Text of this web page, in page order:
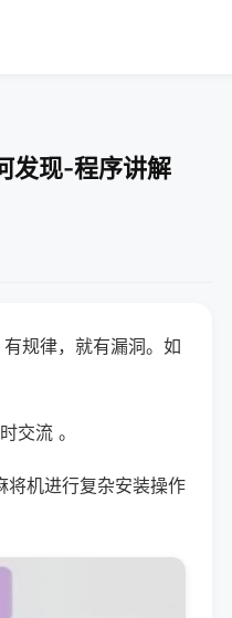
发现-程序讲解
规律，就有漏洞。如
交流 。
将机进行复杂安装操作